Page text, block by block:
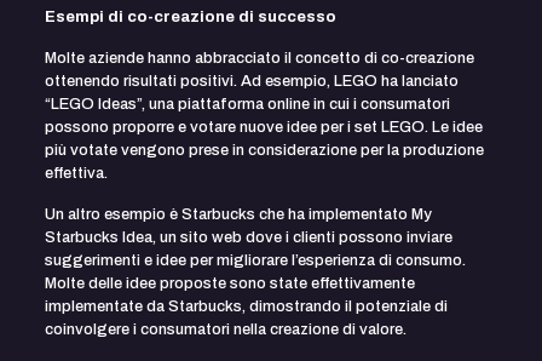
Esempi di co-creazione di successo
Molte aziende hanno abbracciato il concetto di co-creazione
ottenendo risultati positivi. Ad esempio, LEGO ha lanciato
“LEGO Ideas”, una piattaforma online in cui i consumatori
possono proporre e votare nuove idee per i set LEGO. Le idee
più votate vengono prese in considerazione per la produzione
effettiva.
Un altro esempio è Starbucks che ha implementato My
Starbucks Idea, un sito web dove i clienti possono inviare
suggerimenti e idee per migliorare l’esperienza di consumo.
Molte delle idee proposte sono state effettivamente
implementate da Starbucks, dimostrando il potenziale di
coinvolgere i consumatori nella creazione di valore.